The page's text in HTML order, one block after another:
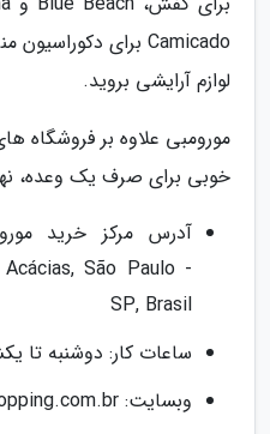
لوازم آرایشی بروید.
مورومبی علاوه بر فروشگاه
خوبی برای صرف یک وعده،
São Paulo -
SP, Brasil
ساعات کار: دوشنبه تا یکشنبه: 16:00 تا
وبسایت: morumbishopping.com.br